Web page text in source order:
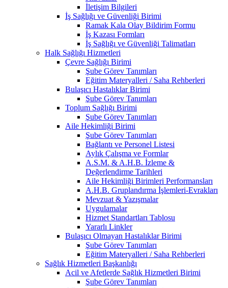
İletişim Bilgileri
İş Sağlığı ve Güvenliği Birimi
Ramak Kala Olay Bildirim Formu
İş Kazası Formları
İş Sağlığı ve Güvenliği Talimatları
Halk Sağlığı Hizmetleri
Çevre Sağlığı Birimi
Şube Görev Tanımları
Eğitim Materyalleri / Saha Rehberleri
Bulaşıcı Hastalıklar Birimi
Şube Görev Tanımları
Toplum Sağlığı Birimi
Şube Görev Tanımları
Aile Hekimliği Birimi
Şube Görev Tanımları
Bağlantı ve Personel Listesi
Aylık Çalışma ve Formlar
A.S.M. & A.H.B. İzleme &
Değerlendirme Tarihleri
Aile Hekimliği Birimleri Performansları
A.H.B. Gruplandırma İşlemleri-Evrakları
Mevzuat & Yazışmalar
Uygulamalar
Hizmet Standartları Tablosu
Yararlı Linkler
Bulaşıcı Olmayan Hastalıklar Birimi
Şube Görev Tanımları
Eğitim Materyalleri / Saha Rehberleri
Sağlık Hizmetleri Başkanlığı
Acil ve Afetlerde Sağlık Hizmetleri Birimi
Şube Görev Tanımları